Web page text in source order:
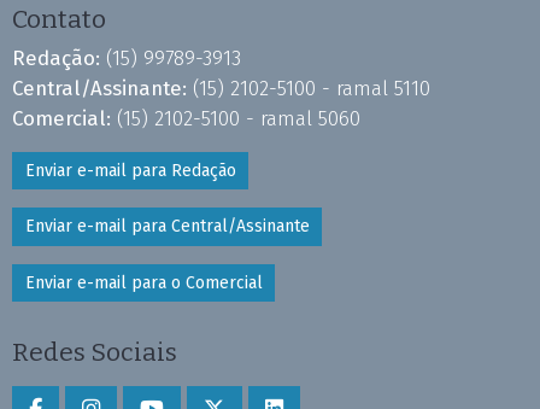
Contato
Redação: (15) 99789-3913
Central/Assinante: (15) 2102-5100 - ramal 5110
Comercial: (15) 2102-5100 - ramal 5060
Enviar e-mail para Redação
Enviar e-mail para Central/Assinante
Enviar e-mail para o Comercial
Redes Sociais